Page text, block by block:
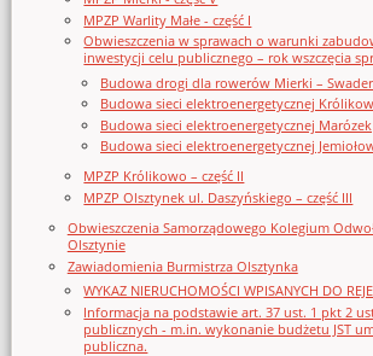
MPZP Warlity Małe - część I
Obwieszczenia w sprawach o warunki
inwestycji celu publicznego – rok wszczęcia
Budowa drogi dla rowerów Mierki –
Budowa sieci elektroenergetycznej
Budowa sieci elektroenergetycznej Marózek
Budowa sieci elektroenergetycznej
MPZP Królikowo – część II
MPZP Olsztynek ul. Daszyńskiego – część III
Obwieszczenia Samorządowego Kolegium
Olsztynie
Zawiadomienia Burmistrza Olsztynka
WYKAZ NIERUCHOMOŚCI WPISANYCH DO
Informacja na podstawie art. 37 ust. 1 pkt 2
publicznych - m.in. wykonanie budżetu JST
publiczna.